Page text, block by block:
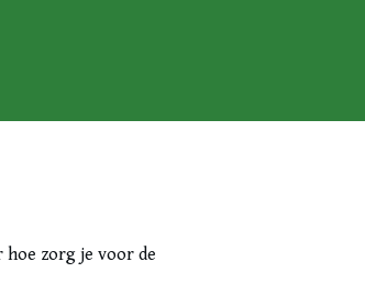
hoe zorg je voor de